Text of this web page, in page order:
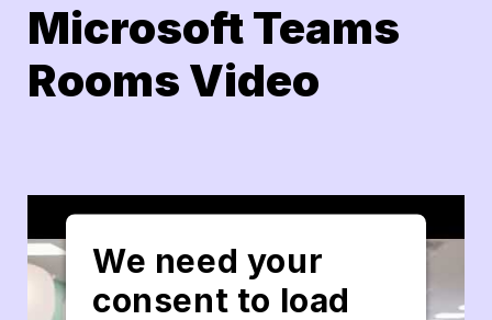
Microsoft Teams
Rooms Video
We need your
consent to load